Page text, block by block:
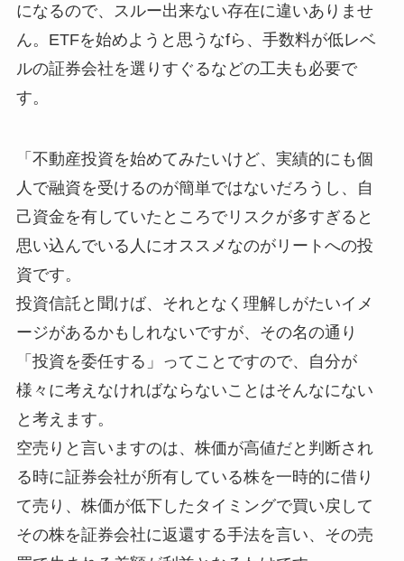
になるので、スルー出来ない存在に違いありませ
ん。ETFを始めようと思うなfら、手数料が低レベ
ルの証券会社を選りすぐるなどの工夫も必要で
す。
「不動産投資を始めてみたいけど、実績的にも個
人で融資を受けるのが簡単ではないだろうし、自
己資金を有していたところでリスクが多すぎると
思い込んでいる人にオススメなのがリートへの投
資です。
投資信託と聞けば、それとなく理解しがたいイメ
ージがあるかもしれないですが、その名の通り
「投資を委任する」ってことですので、自分が
様々に考えなければならないことはそんなにない
と考えます。
空売りと言いますのは、株価が高値だと判断され
る時に証券会社が所有している株を一時的に借り
て売り、株価が低下したタイミングで買い戻して
その株を証券会社に返還する手法を言い、その売